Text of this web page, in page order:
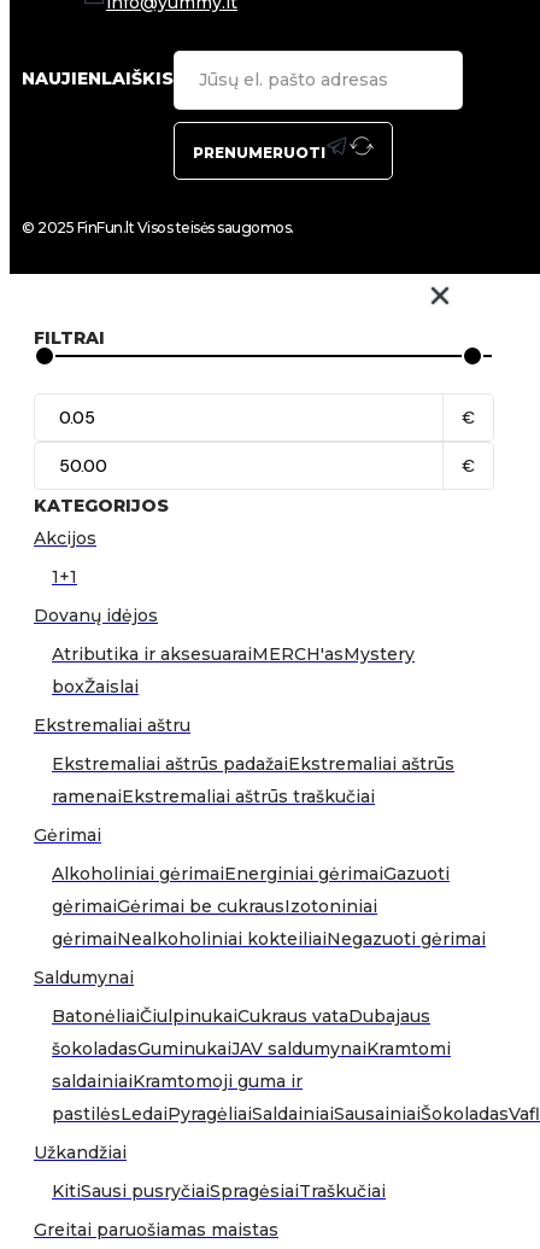
NAUJIENLAIŠKIS
PRENUMERUOTI
© 2025 FinFun.lt Visos teisės saugomos.
FILTRAI
€
€
KATEGORIJOS
Akcijos
1+1
Dovanų idėjos
Atributika ir aksesuaraiMERCH'asMystery
boxŽaislai
Ekstremaliai aštru
Ekstremaliai aštrūs padažaiEkstremaliai aštrūs
ramenaiEkstremaliai aštrūs traškučiai
Gėrimai
Alkoholiniai gėrimaiEnerginiai gėrimaiGazuoti
gėrimaiGėrimai be cukrausIzotoniniai
gėrimaiNealkoholiniai kokteiliaiNegazuoti gėrimai
Saldumynai
BatonėliaiČiulpinukaiCukraus vataDubajaus
šokoladasGuminukaiJAV saldumynaiKramtomi
saldainiaiKramtomoji guma ir
pastilėsLedaiPyragėliaiSaldainiaiSausainiaiŠokoladas
Užkandžiai
KitiSausi pusryčiaiSpragėsiaiTraškučiai
Greitai paruošiamas maistas